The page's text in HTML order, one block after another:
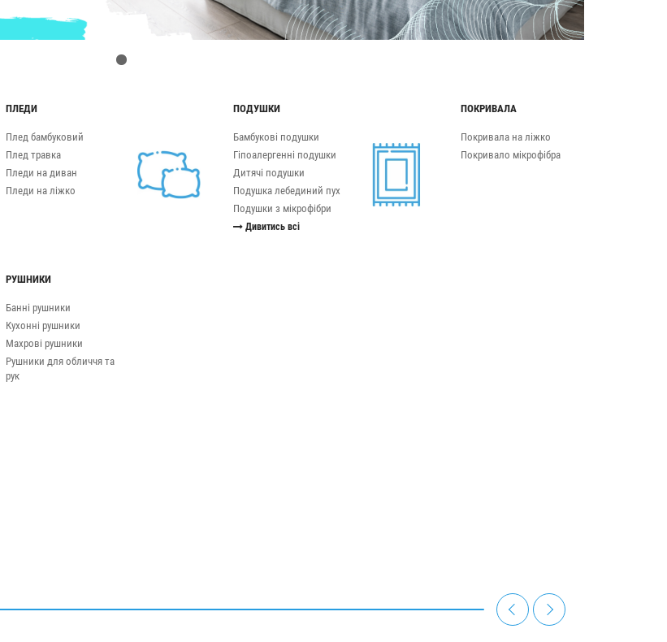
ПЛЕДИ
Плед бамбуковий
Плед травка
Пледи на диван
Пледи на ліжко
ПОДУШКИ
Бамбукові подушки
Гіпоалергенні подушки
Дитячі подушки
Подушка лебединий пух
Подушки з мікрофібри
Дивитись всі
ПОКРИВАЛА
Покривала на ліжко
Покривало мікрофібра
РУШНИКИ
Банні рушники
Кухонні рушники
Махрові рушники
Рушники для обличчя та
рук